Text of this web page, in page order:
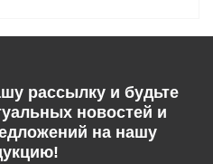
рассылку и будьте
новостей и
на нашу